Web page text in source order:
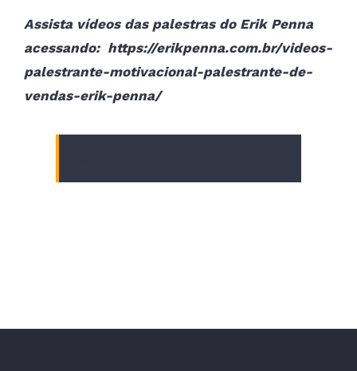
Assista vídeos das palestras do Erik Penna
acessando: https://erikpenna.com.br/videos-
palestrante-motivacional-palestrante-de-
vendas-erik-penna/